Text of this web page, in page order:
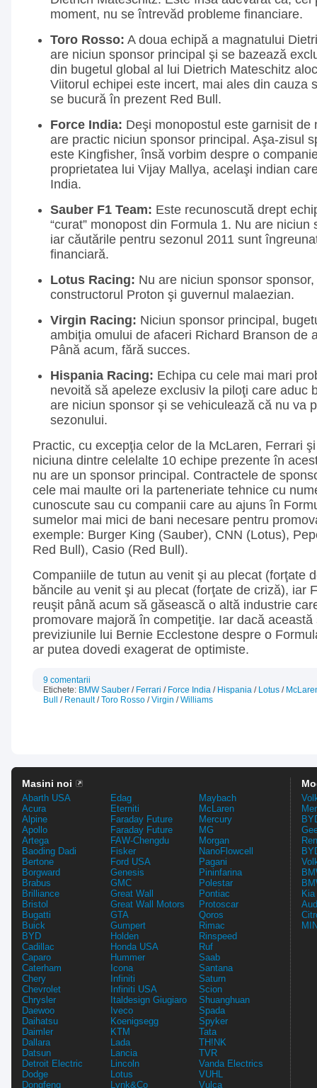
moment, nu se întrevăd probleme financiare.
Toro Rosso: A doua echipă a magnatului
are niciun sponsor principal şi se bazează
din bugetul global al lui Dietrich Mateschitz
Viitorul echipei este incert, mai ales din cauza
se bucură în prezent Red Bull.
Force India: Deşi monopostul este garnisit de
are practic niciun sponsor principal. Aşa-zisul
este Kingfisher, însă vorbim despre o
proprietatea lui Vijay Mallya, acelaşi indian
India.
Sauber F1 Team: Este recunoscută drept
“curat” monopost din Formula 1. Nu are niciun
iar căutările pentru sezonul 2011 sunt
financiară.
Lotus Racing: Nu are niciun sponsor
constructorul Proton şi guvernul malaezian.
Virgin Racing: Niciun sponsor principal,
ambiţia omului de afaceri Richard Branson de
Până acum, fără succes.
Hispania Racing: Echipa cu cele mai mari
nevoită să apeleze exclusiv la piloţi care aduc
are niciun sponsor şi se vehiculează că nu va
sezonului.
Practic, cu excepţia celor de la McLaren, Ferrari
niciuna dintre celelalte 10 echipe prezente în
nu are un sponsor principal. Contractele de
cele mai maulte ori la parteneriate tehnice cu
cunoscute sau cu companii care au ajuns în
sumelor mai mici de bani necesare pentru
exemple: Burger King (Sauber), CNN (Lotus),
Red Bull), Casio (Red Bull).
Companiile de tutun au venit şi au plecat (forţate
băncile au venit şi au plecat (forţate de criză), iar
reuşit până acum să găsească o altă industrie
promovare majoră în competiţie. Iar dacă
previziunile lui Bernie Ecclestone despre o
ar putea dovedi exagerat de optimiste.
9 comentarii
Etichete: BMW Sauber / Ferrari / Force India / Hispania / Lotus /
Bull
/ Renault/Toro Rosso /Virgin /Williams
Masini noi
Abarth USA
Acura
Alpine
Apollo
Artega
Baoding Dadi
Bertone
Borgward
Brabus
Brilliance
Bristol
Bugatti
Buick
BYD
Cadillac
Caparo
Caterham
Chery
Chevrolet
Chrysler
Daewoo
Daihatsu
Daimler
Dallara
Datsun
Detroit Electric
Dodge
Dongfeng
Edag
Eterniti
Faraday Future
Faraday Future
FAW-Chengdu
Fisker
Ford USA
Genesis
GMC
Great Wall
Great Wall Motors
GTA
Gumpert
Holden
Honda USA
Hummer
Icona
Infiniti
Infiniti USA
Italdesign Giugiaro
Iveco
Koenigsegg
KTM
Lada
Lancia
Lincoln
Lotus
Lynk&Co
Maybach
McLaren
Mercury
MG
Morgan
NanoFlowcell
Pagani
Pininfarina
Polestar
Pontiac
Protoscar
Qoros
Rimac
Rinspeed
Ruf
Saab
Santana
Saturn
Scion
Shuanghuan
Spada
Spyker
Tata
TH!NK
TVR
Vanda Electrics
VUHL
Vulca